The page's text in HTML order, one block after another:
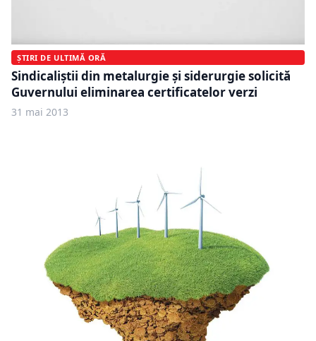
ȘTIRI DE ULTIMĂ ORĂ
Sindicaliştii din metalurgie şi siderurgie solicită
Guvernului eliminarea certificatelor verzi
31 mai 2013